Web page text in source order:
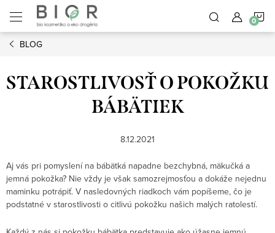
obsah
BLOG
STAROSTLIVOSŤ O POKOŽKU
BÁBÄTIEK
8.12.2021
Aj vás pri pomyslení na bábätká napadne bezchybná, mäkučká a
jemná pokožka? Nie vždy je však samozrejmosťou a dokáže nejednu
maminku potrápiť. V nasledovných riadkoch vám popíšeme, čo je
podstatné v starostlivosti o citlivú pokožku našich malých ratolestí.